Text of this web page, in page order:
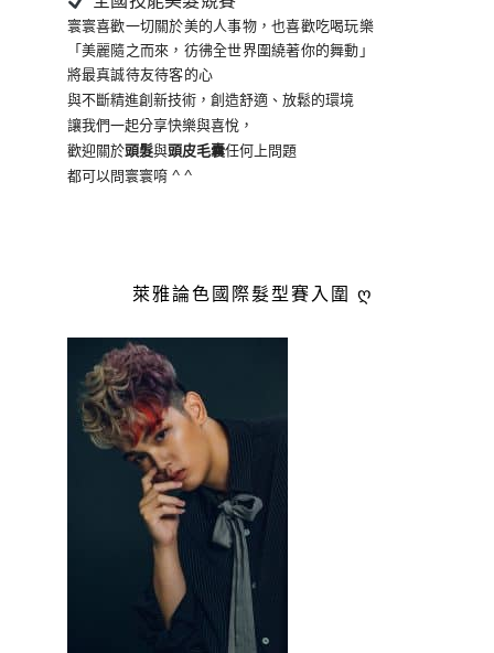
寰寰喜歡一切關於美的人事物，也喜歡吃喝玩樂
「美麗隨之而來，彷彿全世界圍繞著你的舞動」
將最真誠待友待客的心
與不斷精進創新技術，創造舒適、放鬆的環境
讓我們一起分享快樂與喜悅，
歡迎關於頭髮與頭皮毛囊任何上問題
都可以問寰寰唷 ^ ^
萊雅論色國際髮型賽入圍 ღ